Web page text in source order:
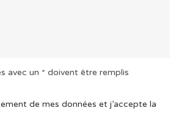
avec un * doivent être remplis
de mes données et j’accepte la